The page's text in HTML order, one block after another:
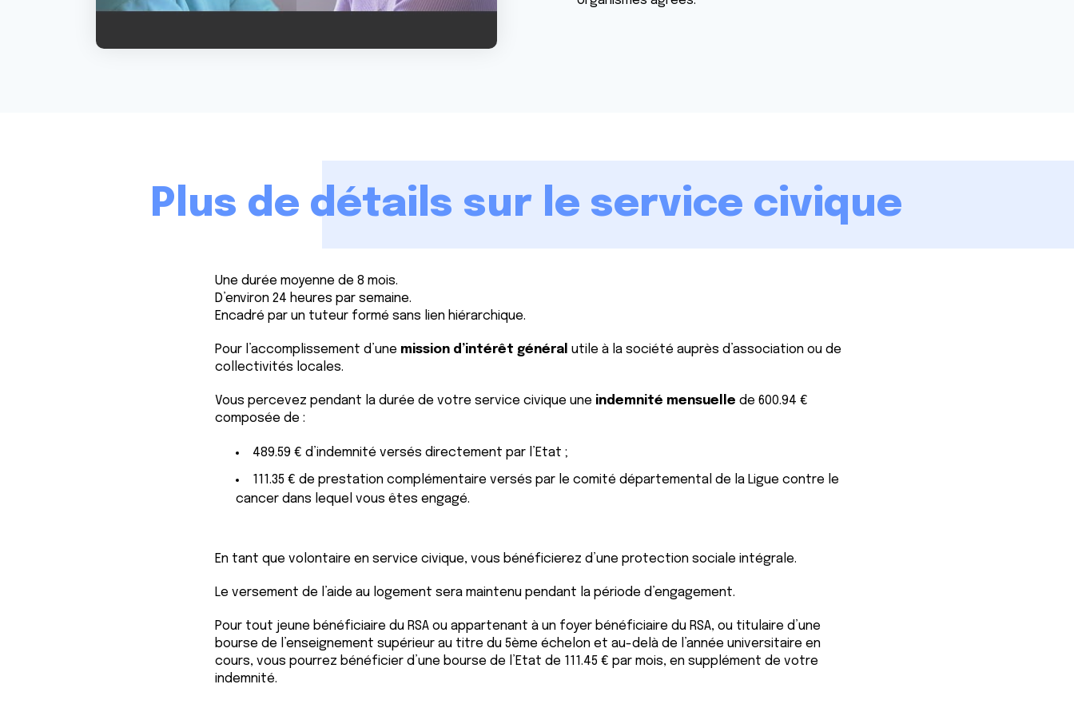
Plus de détails sur le service civique
Une durée moyenne de 8 mois.
D’environ 24 heures par semaine.
Encadré par un tuteur formé sans lien hiérarchique.
Pour l’accomplissement d’une mission d’intérêt général utile à la société auprès d’association ou de
collectivités locales.
Vous percevez pendant la durée de votre service civique une indemnité mensuelle de 600.94 €
composée de :
489.59 € d’indemnité versés directement par l’Etat ;
111.35 € de prestation complémentaire versés par le comité départemental de la Ligue contre le
cancer dans lequel vous êtes engagé.
En tant que volontaire en service civique, vous bénéficierez d’une protection sociale intégrale.
Le versement de l’aide au logement sera maintenu pendant la période d’engagement.
Pour tout jeune bénéficiaire du RSA ou appartenant à un foyer bénéficiaire du RSA, ou titulaire d’une
bourse de l’enseignement supérieur au titre du 5ème échelon et au-delà de l’année universitaire en
cours, vous pourrez bénéficier d’une bourse de l’Etat de 111.45 € par mois, en supplément de votre
indemnité.